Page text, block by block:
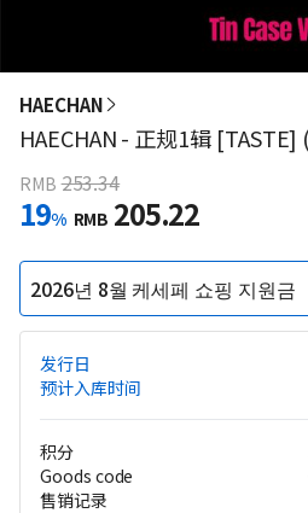
HAECHAN
HAECHAN - 正规1辑 [TASTE]
RMB 253.34
19% RMB 205.22
2026년 8월 케세페 쇼핑 지원금
发行日
预计入库时间
积分
Goods code
售销记录